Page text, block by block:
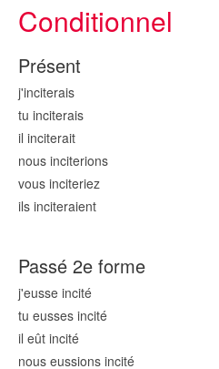
Conditionnel
Présent
j'inciterais
tu inciterais
il inciterait
nous inciterions
vous inciteriez
ils inciteraient
Passé 2e forme
j'eusse incité
tu eusses incité
il eût incité
nous eussions incité